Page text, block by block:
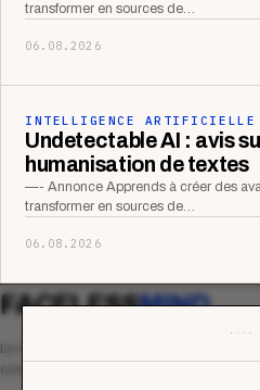
transformer en sources de…
06.08.2026
INTELLIGENCE ARTIFICIELLE
Undetectable AI : avis
humanisation de textes
—- Annonce Apprends à créer des
transformer en sources de…
06.08.2026
FACELESSMIND
commerciale des organismes de formation.